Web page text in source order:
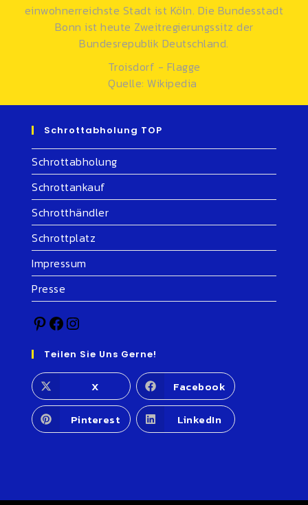
Troisdorf - Flagge
Quelle: Wikipedia
Schrottabholung TOP
Schrottabholung
Schrottankauf
Schrotthändler
Schrottplatz
Impressum
Presse
Teilen Sie Uns Gerne!
X Facebook
Pinterest LinkedIn